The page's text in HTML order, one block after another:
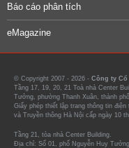
Báo cáo phân tích
eMagazine
© Copyright 2007 - 2026 - Công ty Cổ
Tầng 17, 19, 20, 21 Toà nhà Center
Tưởng, phường Thanh Xuân, thành
Giấy phép thiết lập trang thông tin
và Truyền thông Hà Nội cấp ngày 10
Tầng 21, tòa nhà Center Building.
Địa chỉ: Số 01, phố Nguyễn Huy